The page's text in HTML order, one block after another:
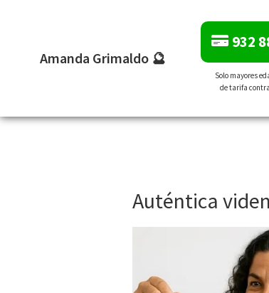
Amanda Grimaldo 🔮
932
Solo mayores
de tarifa
Auténtica